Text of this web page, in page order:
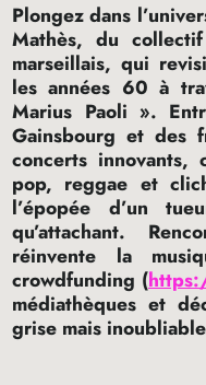
Plongez dans
Mathès, du
marseillais, qui
les années 60 à
Marius Paoli ».
Gainsbourg et des
concerts
pop, reggae et
l’épopée d’un
qu’attachant.
réinvente la
crowdfunding (
médiathèques et
grise mais